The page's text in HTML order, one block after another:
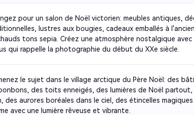
pour un salon de Noël victorien: meubles antiques,
lustres aux bougies, cadeaux emballés à
tons sepia. Créez une atmosphère nostalgique
qui rappelle la photographie du début du XXe siècle.
le sujet dans le village arctique du Père Noël: des
des toits enneigés, des lumières de Noël partout,
des aurores boréales dans le ciel, des étincelles magiques
avec une lumière rêveuse et vibrante.